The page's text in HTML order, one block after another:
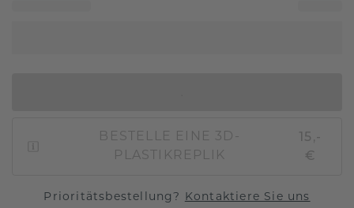
BESTELLE EINE 3D-
PLASTIKREPLIK
15,-
€
Prioritätsbestellung? Kontaktiere Sie uns